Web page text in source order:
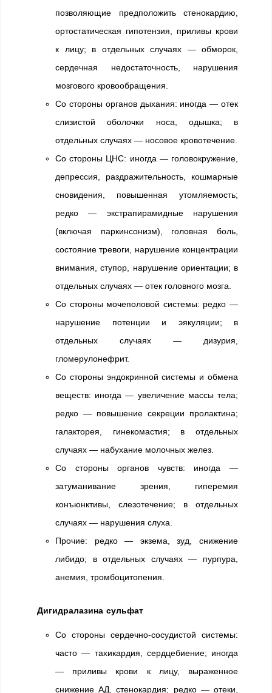
позволяющие предположить стенокардию,
ортостатическая гипотензия, приливы крови
к лицу; в отдельных случаях — обморок,
сердечная недостаточность, нарушения
мозгового кровообращения.
Со стороны органов дыхания: иногда — отек
слизистой оболочки носа, одышка; в
отдельных случаях — носовое кровотечение.
Со стороны ЦНС: иногда — головокружение,
депрессия, раздражительность, кошмарные
сновидения, повышенная утомляемость;
редко — экстрапирамидные нарушения
(включая паркинсонизм), головная боль,
состояние тревоги, нарушение концентрации
внимания, ступор, нарушение ориентации; в
отдельных случаях — отек головного мозга.
Со стороны мочеполовой системы: редко —
нарушение потенции и эякуляции; в
отдельных случаях — дизурия,
гломерулонефрит.
Со стороны эндокринной системы и обмена
веществ: иногда — увеличение массы тела;
редко — повышение секреции пролактина;
галакторея, гинекомастия; в отдельных
случаях — набухание молочных желез.
Со стороны органов чувств: иногда —
затуманивание зрения, гиперемия
конъюнктивы, слезотечение; в отдельных
случаях — нарушения слуха.
Прочие: редко — экзема, зуд, снижение
либидо; в отдельных случаях — пурпура,
анемия, тромбоцитопения.
Дигидралазина сульфат
Со стороны сердечно-сосудистой системы:
часто — тахикардия, сердцебиение; иногда
— приливы крови к лицу, выраженное
снижение АД, стенокардия; редко — отеки,